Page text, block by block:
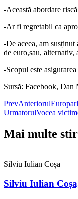
-Această abordare
-Ar fi regretabil ca
-De aceea, am
de euro,sau,
-Scopul este
Sursă: Facebook, Dan
PrevAnteriorul
UrmatorulVocea
Mai multe
Silviu Iulian Coșa
Silviu Iulian